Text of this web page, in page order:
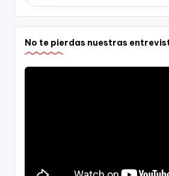
No te pierdas nuestras